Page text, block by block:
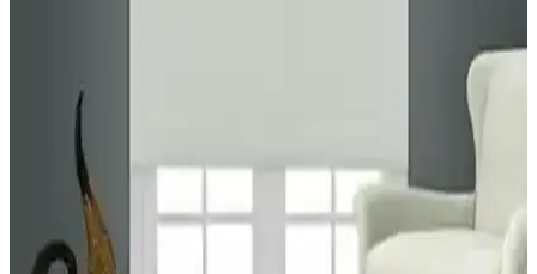
İki farklı perde modeli olan kadife dokulu ve fon perdeyi detaylı
karşılaştırıyoruz. Kalite, estetik ve kullanım kolaylığı açısından
önemli bilgiler içerir.
Decoperde ve Taç Blackout Güneşlik Perde
Karşılaştırması ve Özellikleri